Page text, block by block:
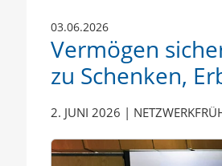
03.06.2026
Vermögen
zu Schenken,
2. JUNI 2026 |